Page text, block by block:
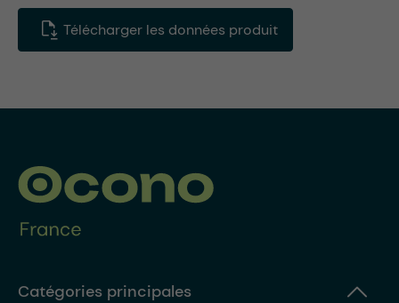
Télécharger les données produit
Catégories principales